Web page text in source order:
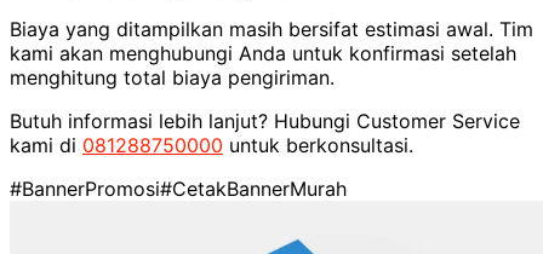
Biaya yang ditampilkan masih bersifat estimasi awal. Tim
kami akan menghubungi Anda untuk konfirmasi setelah
menghitung total biaya pengiriman.
Butuh informasi lebih lanjut? Hubungi Customer Service
kami di 081288750000 untuk berkonsultasi.
#BannerPromosi#CetakBannerMurah